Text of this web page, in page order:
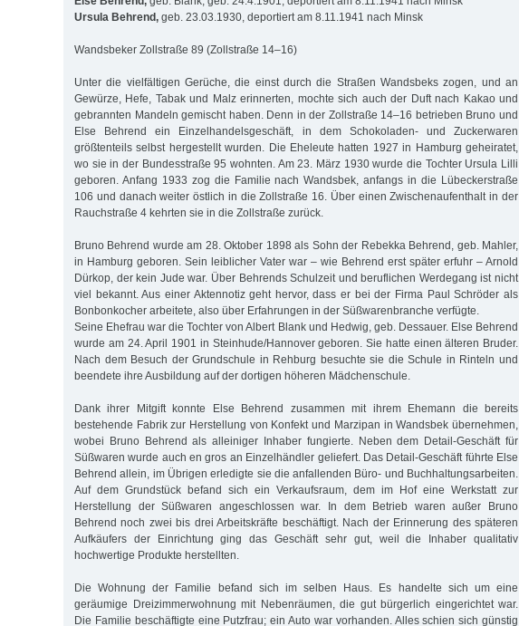
Ursula Behrend, geb. 23.03.1930, deportiert am 8.11.1941 nach Minsk
Wandsbeker Zollstraße 89 (Zollstraße 14–16)
Unter die vielfältigen Gerüche, die einst durch die Straßen Wandsbeks zogen, und an
Gewürze, Hefe, Tabak und Malz erinnerten, mochte sich auch der Duft nach Kakao und
gebrannten Mandeln gemischt haben. Denn in der Zollstraße 14–16 betrieben Bruno und
Else Behrend ein Einzelhandelsgeschäft, in dem Schokoladen- und Zuckerwaren
größtenteils selbst hergestellt wurden. Die Eheleute hatten 1927 in Hamburg geheiratet,
wo sie in der Bundesstraße 95 wohnten. Am 23. März 1930 wurde die Tochter Ursula Lilli
geboren. Anfang 1933 zog die Familie nach Wandsbek, anfangs in die Lübeckerstraße
106 und danach weiter östlich in die Zollstraße 16. Über einen Zwischenaufenthalt in der
Rauchstraße 4 kehrten sie in die Zollstraße zurück.
Bruno Behrend wurde am 28. Oktober 1898 als Sohn der Rebekka Behrend, geb. Mahler,
in Hamburg geboren. Sein leiblicher Vater war – wie Behrend erst später erfuhr – Arnold
Dürkop, der kein Jude war. Über Behrends Schulzeit und beruflichen Werdegang ist nicht
viel bekannt. Aus einer Aktennotiz geht hervor, dass er bei der Firma Paul Schröder als
Bonbonkocher arbeitete, also über Erfahrungen in der Süßwarenbranche verfügte.
Seine Ehefrau war die Tochter von Albert Blank und Hedwig, geb. Dessauer. Else Behrend
wurde am 24. April 1901 in Steinhude/Hannover geboren. Sie hatte einen älteren Bruder.
Nach dem Besuch der Grundschule in Rehburg besuchte sie die Schule in Rinteln und
beendete ihre Ausbildung auf der dortigen höheren Mädchenschule.
Dank ihrer Mitgift konnte Else Behrend zusammen mit ihrem Ehemann die bereits
bestehende Fabrik zur Herstellung von Konfekt und Marzipan in Wandsbek übernehmen,
wobei Bruno Behrend als alleiniger Inhaber fungierte. Neben dem Detail-Geschäft für
Süßwaren wurde auch en gros an Einzelhändler geliefert. Das Detail-Geschäft führte Else
Behrend allein, im Übrigen erledigte sie die anfallenden Büro- und Buchhaltungsarbeiten.
Auf dem Grundstück befand sich ein Verkaufsraum, dem im Hof eine Werkstatt zur
Herstellung der Süßwaren angeschlossen war. In dem Betrieb waren außer Bruno
Behrend noch zwei bis drei Arbeitskräfte beschäftigt. Nach der Erinnerung des späteren
Aufkäufers der Einrichtung ging das Geschäft sehr gut, weil die Inhaber qualitativ
hochwertige Produkte herstellten.
Die Wohnung der Familie befand sich im selben Haus. Es handelte sich um eine
geräumige Dreizimmerwohnung mit Nebenräumen, die gut bürgerlich eingerichtet war.
Die Familie beschäftigte eine Putzfrau; ein Auto war vorhanden. Alles schien sich günstig